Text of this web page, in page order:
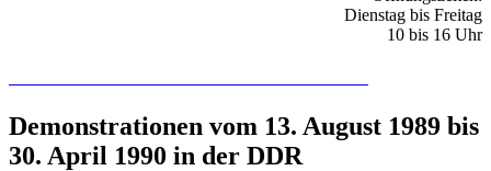
Dienstag bis Freitag
10 bis 16 Uhr
Demonstrationen vom 13. August 1989 bis
30. April 1990 in der DDR